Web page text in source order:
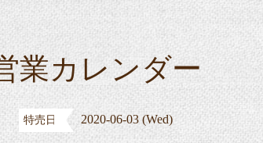
業カレンダー
特売日 2020-06-03 (Wed)